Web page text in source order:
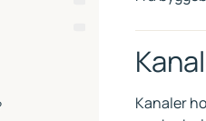
Level
&
Kanaler